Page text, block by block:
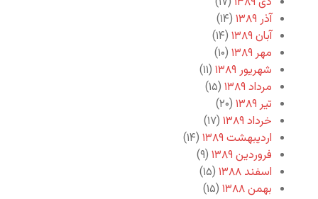
آذر ۱۳۸۹
(۱۴)
آبان ۱۳۸۹
(۱۴)
مهر ۱۳۸۹
(۱۰)
شهریور ۱۳۸۹
(۱۱)
مرداد ۱۳۸۹
(۱۵)
تیر ۱۳۸۹
(۲۰)
خرداد ۱۳۸۹
(۱۷)
اردیبهشت ۱۳۸۹
(۱۴)
فروردین ۱۳۸۹
(۹)
اسفند ۱۳۸۸
(۱۵)
بهمن ۱۳۸۸
(۱۵)